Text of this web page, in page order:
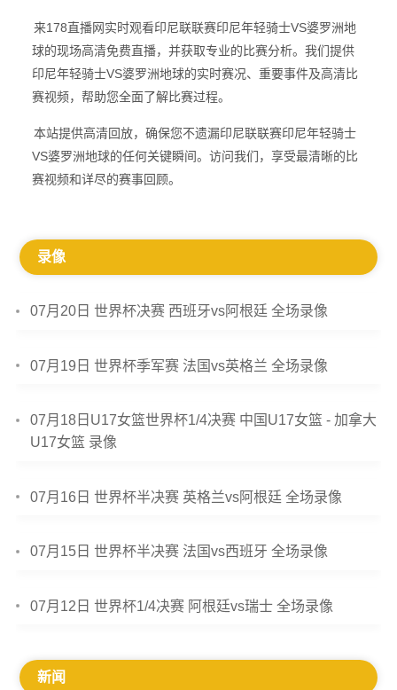
来178直播网实时观看印尼联联赛印尼年轻骑士VS婆罗洲地
球的现场高清免费直播，并获取专业的比赛分析。我们提供
印尼年轻骑士VS婆罗洲地球的实时赛况、重要事件及高清比
赛视频，帮助您全面了解比赛过程。
本站提供高清回放，确保您不遗漏印尼联联赛印尼年轻骑士
VS婆罗洲地球的任何关键瞬间。访问我们，享受最清晰的比
赛视频和详尽的赛事回顾。
录像
07月20日 世界杯决赛 西班牙vs阿根廷 全场录像
07月19日 世界杯季军赛 法国vs英格兰 全场录像
07月18日U17女篮世界杯1/4决赛 中国U17女篮 - 加拿大
U17女篮 录像
07月16日 世界杯半决赛 英格兰vs阿根廷 全场录像
07月15日 世界杯半决赛 法国vs西班牙 全场录像
07月12日 世界杯1/4决赛 阿根廷vs瑞士 全场录像
新闻